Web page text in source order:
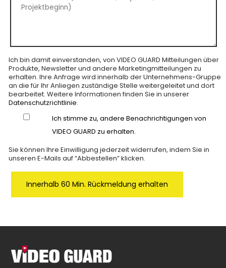
Ich bin damit einverstanden, von VIDEO GUARD Mitteilungen über
Produkte, Newsletter und andere Marketingmitteilungen zu
erhalten. Ihre Anfrage wird innerhalb der Unternehmens-Gruppe
an die für Ihr Anliegen zuständige Stelle weitergeleitet und dort
bearbeitet. Weitere Informationen finden Sie in unserer
Datenschutzrichtlinie.
Ich stimme zu, andere Benachrichtigungen von
VIDEO GUARD zu erhalten.
Sie können Ihre Einwilligung jederzeit widerrufen, indem Sie in
unseren E-Mails auf “Abbestellen“ klicken.